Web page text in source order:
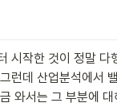
시작한 것이 정말
런데 산업분석에서
와서는 그 부분에